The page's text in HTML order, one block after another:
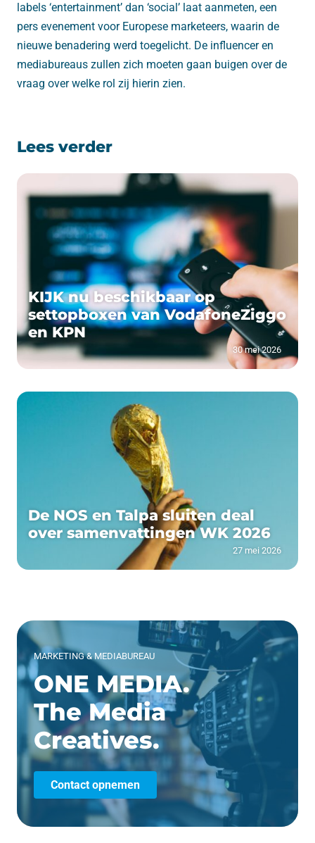
labels ‘entertainment’ dan ‘social’ laat aanmeten, een
pers evenement voor Europese marketeers, waarin de
nieuwe benadering werd toegelicht. De influencer en
mediabureaus zullen zich moeten gaan buigen over de
vraag over welke rol zij hierin zien.
Lees verder
KIJK nu beschikbaar op
settopboxen van VodafoneZiggo
en KPN
30 mei 2026
De NOS en Talpa sluiten deal
over samenvattingen WK 2026
27 mei 2026
MARKETING & MEDIABUREAU
ONE MEDIA.
The Media
Creatives.
Contact opnemen